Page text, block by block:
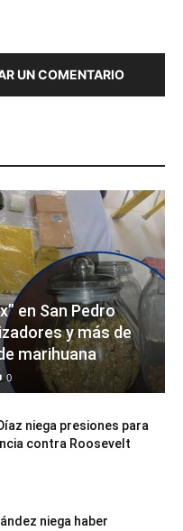
UN COMENTARIO
en San Pedro
y más de
marihuana
0
niega presiones para
contra Roosevelt
niega haber